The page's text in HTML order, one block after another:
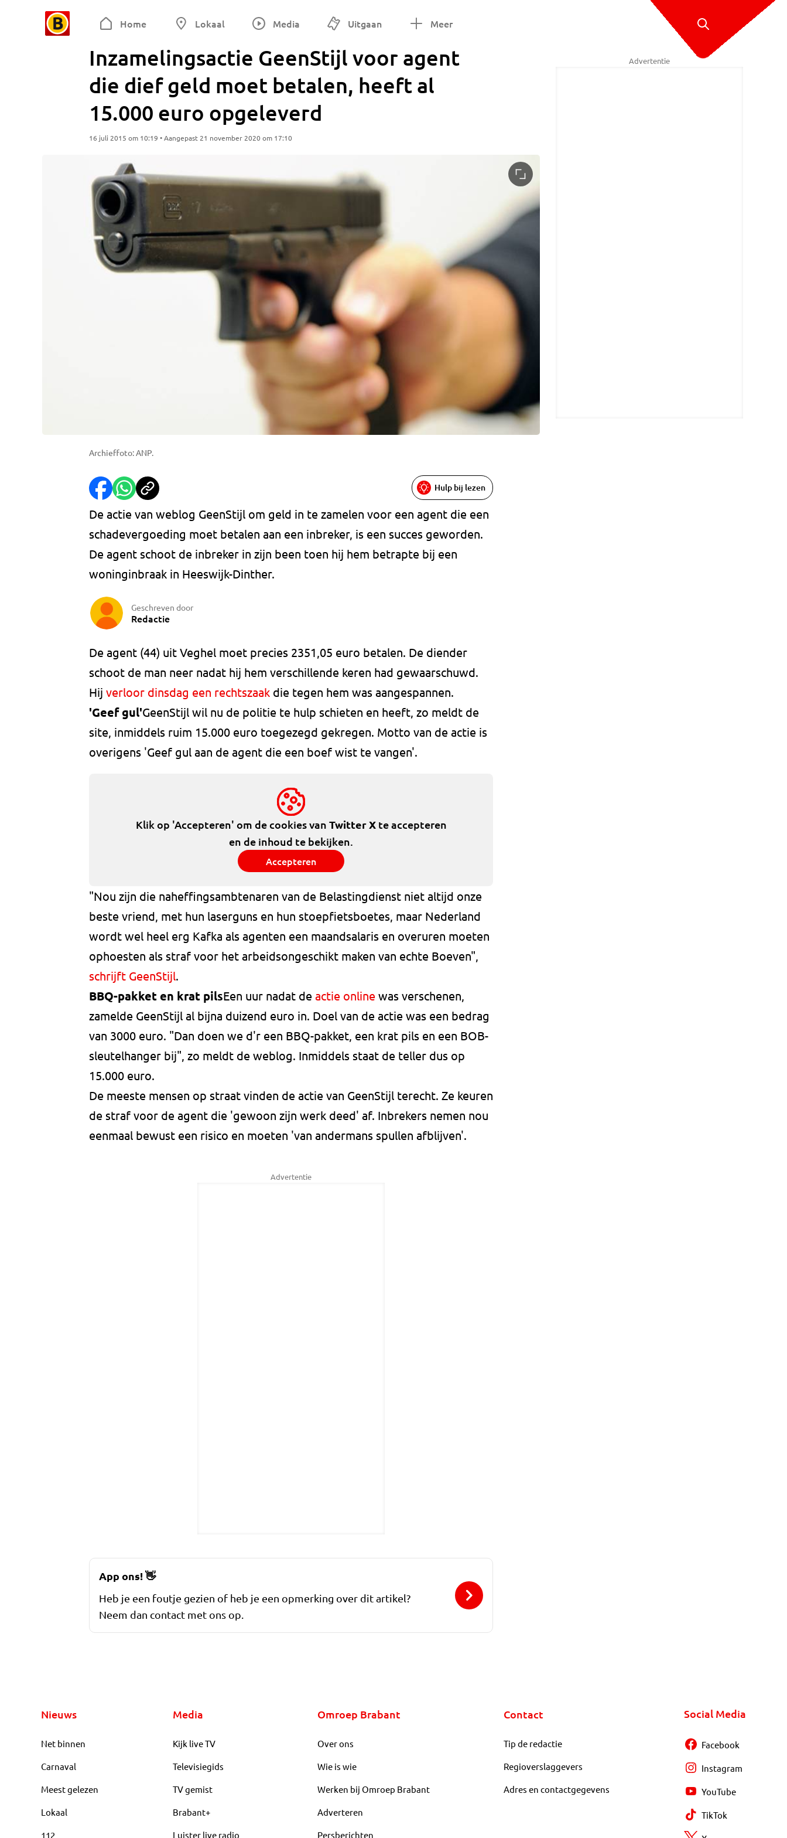
Home Lokaal Media Uitgaan Meer
Inzamelingsactie GeenStijl voor agent
die dief geld moet betalen, heeft al
15.000 euro opgeleverd
16 juli 2015 om 10:19 • Aangepast 21 november 2020 om 17:10
Archieffoto: ANP.
Hulp bij lezen
De actie van weblog GeenStijl om geld in te zamelen voor een agent die een
schadevergoeding moet betalen aan een inbreker, is een succes geworden.
De agent schoot de inbreker in zijn been toen hij hem betrapte bij een
woninginbraak in Heeswijk-Dinther.
Geschreven door
Redactie
De agent (44) uit Veghel moet precies 2351,05 euro betalen. De diender
schoot de man neer nadat hij hem verschillende keren had gewaarschuwd.
Hij verloor dinsdag een rechtszaak die tegen hem was aangespannen.
'Geef gul'GeenStijl wil nu de politie te hulp schieten en heeft, zo meldt de
site, inmiddels ruim 15.000 euro toegezegd gekregen. Motto van de actie is
overigens 'Geef gul aan de agent die een boef wist te vangen'.
Klik op 'Accepteren' om de cookies van Twitter Xte accepteren
en de inhoud te bekijken.
Accepteren
"Nou zijn die naheffingsambtenaren van de Belastingdienst niet altijd onze
beste vriend, met hun laserguns en hun stoepfietsboetes, maar Nederland
wordt wel heel erg Kafka als agenten een maandsalaris en overuren moeten
ophoesten als straf voor het arbeidsongeschikt maken van echte Boeven",
schrijft GeenStijl.
BBQ-pakket en krat pilsEen uur nadat de actie online was verschenen,
zamelde GeenStijl al bijna duizend euro in. Doel van de actie was een bedrag
van 3000 euro. "Dan doen we d'r een BBQ-pakket, een krat pils en een BOB-
sleutelhanger bij", zo meldt de weblog. Inmiddels staat de teller dus op
15.000 euro.
De meeste mensen op straat vinden de actie van GeenStijl terecht. Ze keuren
de straf voor de agent die 'gewoon zijn werk deed' af. Inbrekers nemen nou
eenmaal bewust een risico en moeten 'van andermans spullen afblijven'.
Advertentie
Advertentie
App ons!👋
Heb je een foutje gezien of heb je een opmerking over dit artikel?
Neem dan contact met ons op.
Nieuws
Net binnen
Carnaval
Meest gelezen
Lokaal
112
Media
Kijk live TV
Televisiegids
TV gemist
Brabant+
Luister live radio
Omroep Brabant
Over ons
Wie is wie
Werken bij Omroep Brabant
Adverteren
Persberichten
Contact
Tip de redactie
Regioverslaggevers
Adres en contactgegevens
Social Media
Facebook
Instagram
YouTube
TikTok